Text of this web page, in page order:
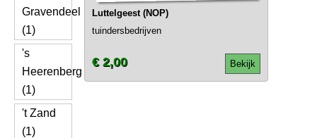
Gravendeel
(1)
's
Heerenberg
(1)
't Zand
(1)
Luttelgeest (NOP)
tuindersbedrijven
Bekijk
€ 2,00